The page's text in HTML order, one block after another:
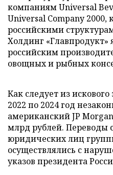
компаниям Universal
Universal Company 2000,
российскими
Холдинг
российским
овощных и рыбных
Как следует из
2022 по 2024 год
американский JP
млрд рублей. Переводы
юридических лиц
осуществлялись с
указов президента